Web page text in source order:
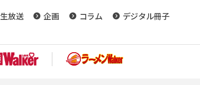
生放送 企画 コラム
デジタル冊子